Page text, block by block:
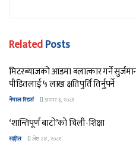
RelatedPosts
मिटरब्याजको आडमा बलात्कार गर्ने
पीडितलाई ५ लाख क्षतिपुर्ति तिर्नुपर्ने
नेपाल रिडर्स असार ३, २०८१
‘शान्तिपूर्ण बाटो’को चिली-शिक्षा
सङ्गीत जेष्ठ २४, २०८१